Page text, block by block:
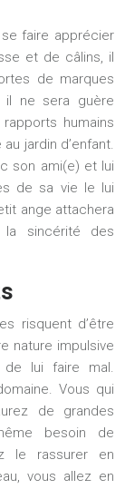
faire apprécier
et de câlins, il
de marques
il ne sera guère
humains
jardin d’enfant.
son ami(e) et lui
de sa vie le lui
ange attachera
la sincérité des
risquent d’être
nature impulsive
lui faire mal.
Vous qui
de grandes
besoin de
le rassurer en
vous allez en